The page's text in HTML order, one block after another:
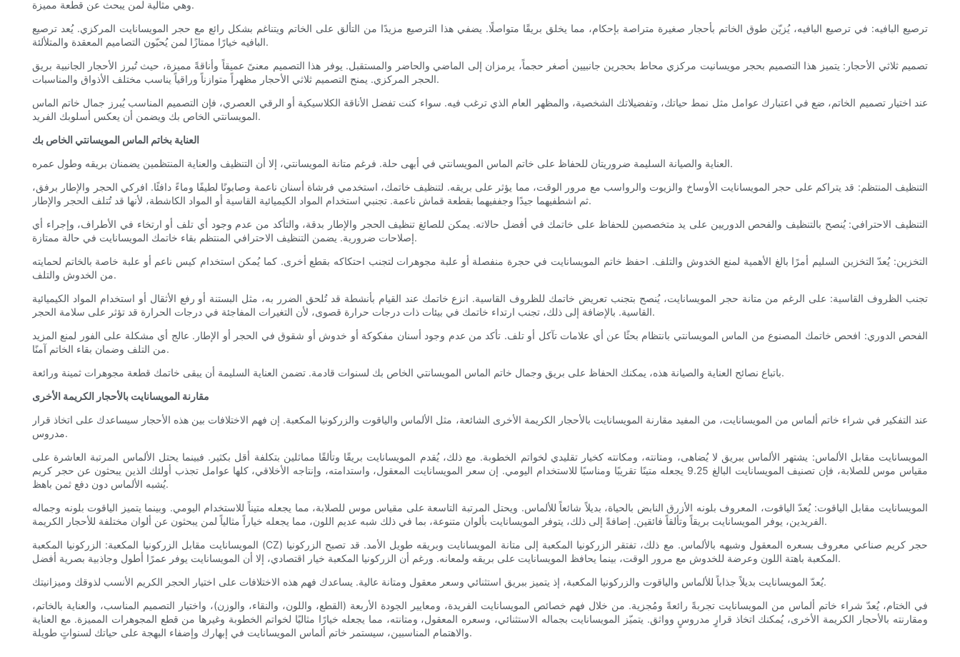
وهي مثالية لمن يبحث عن قطعة مميزة.
ترصيع البافيه: في ترصيع البافيه، يُزيّن طوق الخاتم بأحجار صغيرة متراصة بإحكام، مما يخلق بريقًا متواصلًا. يضفي هذا الترصيع مزيدًا من التألق على الخاتم ويتناغم بشكل رائع مع حجر المويسانايت المركزي. يُعد ترصيع
البافيه خيارًا ممتازًا لمن يُحبّون التصاميم المعقدة والمتلألئة.
تصميم ثلاثي الأحجار: يتميز هذا التصميم بحجر مويسانيت مركزي محاط بحجرين جانبيين أصغر حجماً، يرمزان إلى الماضي والحاضر والمستقبل. يوفر هذا التصميم معنىً عميقاً وأناقةً مميزة، حيث تُبرز الأحجار الجانبية بريق
الحجر المركزي. يمنح التصميم ثلاثي الأحجار مظهراً متوازناً وراقياً يناسب مختلف الأذواق والمناسبات.
عند اختيار تصميم الخاتم، ضع في اعتبارك عوامل مثل نمط حياتك، وتفضيلاتك الشخصية، والمظهر العام الذي ترغب فيه. سواء كنت تفضل الأناقة الكلاسيكية أو الرقي العصري، فإن التصميم المناسب يُبرز جمال خاتم الماس
المويسانتي الخاص بك ويضمن أن يعكس أسلوبك الفريد.
العناية بخاتم الماس المويسانتي الخاص بك
العناية والصيانة السليمة ضروريتان للحفاظ على خاتم الماس المويسانتي في أبهى حلة. فرغم متانة المويسانتي، إلا أن التنظيف والعناية المنتظمين يضمنان بريقه وطول عمره.
التنظيف المنتظم: قد يتراكم على حجر المويسانايت الأوساخ والزيوت والرواسب مع مرور الوقت، مما يؤثر على بريقه. لتنظيف خاتمك، استخدمي فرشاة أسنان ناعمة وصابونًا لطيفًا وماءً دافئًا. افركي الحجر والإطار برفق،
ثم اشطفيهما جيدًا وجففيهما بقطعة قماش ناعمة. تجنبي استخدام المواد الكيميائية القاسية أو المواد الكاشطة، لأنها قد تُتلف الحجر والإطار.
التنظيف الاحترافي: يُنصح بالتنظيف والفحص الدوريين على يد متخصصين للحفاظ على خاتمك في أفضل حالاته. يمكن للصائغ تنظيف الحجر والإطار بدقة، والتأكد من عدم وجود أي تلف أو ارتخاء في الأطراف، وإجراء أي
إصلاحات ضرورية. يضمن التنظيف الاحترافي المنتظم بقاء خاتمك المويسانايت في حالة ممتازة.
التخزين: يُعدّ التخزين السليم أمرًا بالغ الأهمية لمنع الخدوش والتلف. احفظ خاتم المويسانايت في حجرة منفصلة أو علبة مجوهرات لتجنب احتكاكه بقطع أخرى. كما يُمكن استخدام كيس ناعم أو علبة خاصة بالخاتم لحمايته
من الخدوش والتلف.
تجنب الظروف القاسية: على الرغم من متانة حجر المويسانايت، يُنصح بتجنب تعريض خاتمك للظروف القاسية. انزع خاتمك عند القيام بأنشطة قد تُلحق الضرر به، مثل البستنة أو رفع الأثقال أو استخدام المواد الكيميائية
القاسية. بالإضافة إلى ذلك، تجنب ارتداء خاتمك في بيئات ذات درجات حرارة قصوى، لأن التغيرات المفاجئة في درجات الحرارة قد تؤثر على سلامة الحجر.
الفحص الدوري: افحص خاتمك المصنوع من الماس المويسانتي بانتظام بحثًا عن أي علامات تآكل أو تلف. تأكد من عدم وجود أسنان مفكوكة أو خدوش أو شقوق في الحجر أو الإطار. عالج أي مشكلة على الفور لمنع المزيد
من التلف وضمان بقاء الخاتم آمنًا.
باتباع نصائح العناية والصيانة هذه، يمكنك الحفاظ على بريق وجمال خاتم الماس المويسانتي الخاص بك لسنوات قادمة. تضمن العناية السليمة أن يبقى خاتمك قطعة مجوهرات ثمينة ورائعة.
مقارنة المويسانايت بالأحجار الكريمة الأخرى
عند التفكير في شراء خاتم ألماس من المويسانايت، من المفيد مقارنة المويسانايت بالأحجار الكريمة الأخرى الشائعة، مثل الألماس والياقوت والزركونيا المكعبة. إن فهم الاختلافات بين هذه الأحجار سيساعدك على اتخاذ قرار
مدروس.
المويسانايت مقابل الألماس: يشتهر الألماس ببريق لا يُضاهى، ومتانته، ومكانته كخيار تقليدي لخواتم الخطوبة. مع ذلك، يُقدم المويسانايت بريقًا وتألقًا مماثلين بتكلفة أقل بكثير. فبينما يحتل الألماس المرتبة العاشرة على
مقياس موس للصلابة، فإن تصنيف المويسانايت البالغ 9.25 يجعله متينًا تقريبًا ومناسبًا للاستخدام اليومي. إن سعر المويسانايت المعقول، واستدامته، وإنتاجه الأخلاقي، كلها عوامل تجذب أولئك الذين يبحثون عن حجر كريم
يُشبه الألماس دون دفع ثمن باهظ.
المويسانايت مقابل الياقوت: يُعدّ الياقوت، المعروف بلونه الأزرق النابض بالحياة، بديلاً شائعاً للألماس. ويحتل المرتبة التاسعة على مقياس موس للصلابة، مما يجعله متيناً للاستخدام اليومي. وبينما يتميز الياقوت بلونه وجماله
الفريدين، يوفر المويسانايت بريقاً وتألقاً فائقين. إضافةً إلى ذلك، يتوفر المويسانايت بألوان متنوعة، بما في ذلك شبه عديم اللون، مما يجعله خياراً مثالياً لمن يبحثون عن ألوان مختلفة للأحجار الكريمة.
المويسانايت مقابل الزركونيا المكعبة: الزركونيا المكعبة (CZ) حجر كريم صناعي معروف بسعره المعقول وشبهه بالألماس. مع ذلك، تفتقر الزركونيا المكعبة إلى متانة المويسانايت وبريقه طويل الأمد. قد تصبح الزركونيا
المكعبة باهتة اللون وعرضة للخدوش مع مرور الوقت، بينما يحافظ المويسانايت على بريقه ولمعانه. ورغم أن الزركونيا المكعبة خيار اقتصادي، إلا أن المويسانايت يوفر عمرًا أطول وجاذبية بصرية أفضل.
يُعدّ المويسانايت بديلاً جذاباً للألماس والياقوت والزركونيا المكعبة، إذ يتميز ببريق استثنائي وسعر معقول ومتانة عالية. يساعدك فهم هذه الاختلافات على اختيار الحجر الكريم الأنسب لذوقك وميزانيتك.
في الختام، يُعدّ شراء خاتم ألماس من المويسانايت تجربةً رائعةً ومُجزية. من خلال فهم خصائص المويسانايت الفريدة، ومعايير الجودة الأربعة (القطع، واللون، والنقاء، والوزن)، واختيار التصميم المناسب، والعناية بالخاتم،
ومقارنته بالأحجار الكريمة الأخرى، يُمكنك اتخاذ قرارٍ مدروسٍ وواثق. يتميّز المويسانايت بجماله الاستثنائي، وسعره المعقول، ومتانته، مما يجعله خيارًا مثاليًا لخواتم الخطوبة وغيرها من قطع المجوهرات المميزة. مع العناية
والاهتمام المناسبين، سيستمر خاتم ألماس المويسانايت في إبهارك وإضفاء البهجة على حياتك لسنواتٍ طويلة.